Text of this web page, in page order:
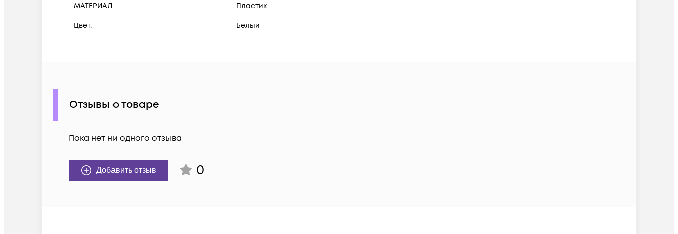
МАТЕРИАЛ Пластик
Цвет. Белый
Отзывы о товаре
Пока нет ни одного отзыва
Добавить отзыв 0